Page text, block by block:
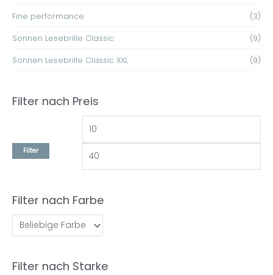
h
:
Fine performance (3)
Sonnen Lesebrille Classic (9)
Sonnen Lesebrille Classic XXL (9)
Filter nach Preis
Filter
Filter nach Farbe
Filter nach Starke